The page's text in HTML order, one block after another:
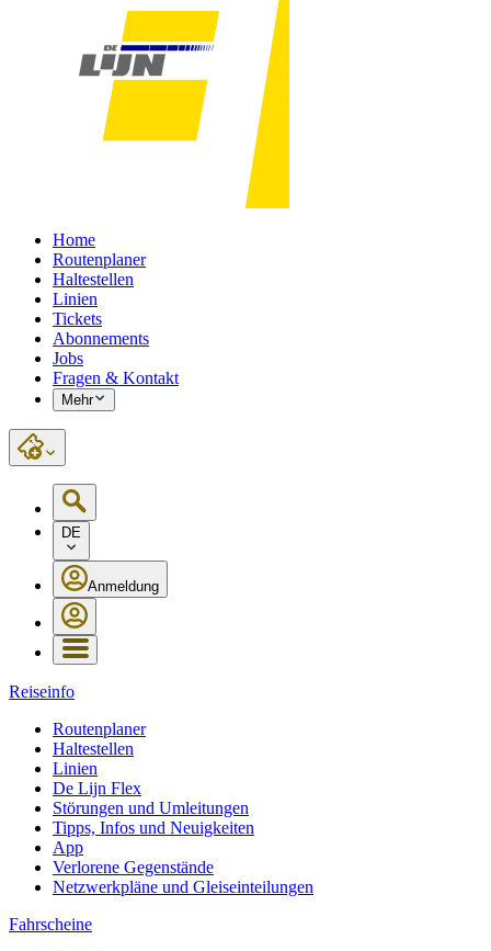
Home
Routenplaner
Haltestellen
Linien
Tickets
Abonnements
Jobs
Fragen & Kontakt
Mehr
DE
Anmeldung
Reiseinfo
Routenplaner
Haltestellen
Linien
De Lijn Flex
Störungen und Umleitungen
Tipps, Infos und Neuigkeiten
App
Verlorene Gegenstände
Netzwerkpläne und Gleiseinteilungen
Fahrscheine